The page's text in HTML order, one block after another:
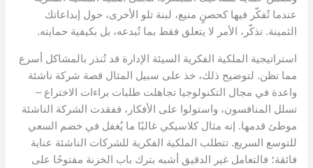
عندما تُفكّر فيها كحصنٍ منيع، لبنة تلو الأخرى، حول إبداعاتك
الثمينة. تذكّر، الأمر لا يتعلق فقط بما تُبدعه، بل بكيفية حمايته.
استراتيجية الملكية الفكرية السيئة الإدارة قد تُنذر بالمشاكل أسرع
مما تظن. لتوضيح ذلك، خذ على سبيل المثال قصة شركة ناشئة
واعدة في مجال التكنولوجيا تجاهلت طلبات براءات الاختراع –
تسلل المنافسون، واستولوا على الأفكار، ففقدت الشركة الناشئة
موطئ قدمها. إنه مثال كلاسيكي غالبًا ما يُغفل في خضم السعي
للتوسع السريع. تتطلب الملكية الفكرية للشركات الناشئة عناية
فائقة؛ فالتعامل غير الدقيق أشبه بترك باب الخزنة مفتوحًا على